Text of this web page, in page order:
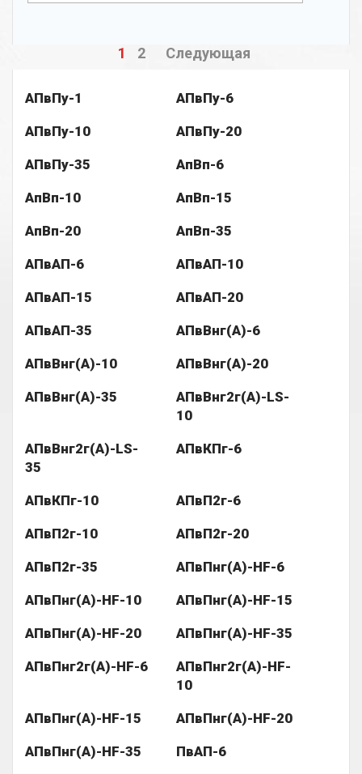
1 2 Следующая
АПвПу-1 АПвПу-6
АПвПу-10 АПвПу-20
АПвПу-35 АпВп-6
АпВп-10 АпВп-15
АпВп-20 АпВп-35
АПвАП-6 АПвАП-10
АПвАП-15 АПвАП-20
АПвАП-35 АПвВнг(A)-6
АПвВнг(A)-10 АПвВнг(A)-20
АПвВнг(A)-35
АПвВнг2г(А)-LS-
10
АПвВнг2г(А)-LS-
35
АПвКПг-6
АПвКПг-10 АПвП2г-6
АПвП2г-10 АПвП2г-20
АПвП2г-35 АПвПнг(А)-HF-6
АПвПнг(А)-HF-10 АПвПнг(А)-HF-15
АПвПнг(А)-HF-20 АПвПнг(А)-HF-35
АПвПнг2г(А)-HF-6
АПвПнг2г(А)-HF-
10
АПвПнг(А)-HF-15 АПвПнг(А)-HF-20
АПвПнг(А)-HF-35 ПвАП-6